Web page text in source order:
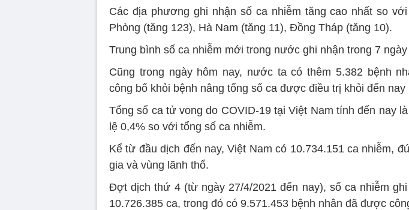
Các địa phương ghi nhận số ca nhiễm tăng cao nhất so
Phòng (tăng 123), Hà Nam (tăng 11), Đồng Tháp (tăng 10).
Trung bình số ca nhiễm mới trong nước ghi nhận trong 7
Cũng trong ngày hôm nay, nước ta có thêm 5.382 bệnh
công bố khỏi bệnh nâng tổng số ca được điều trị khỏi đến nay
Tổng số ca tử vong do COVID-19 tại Việt Nam tính đến nay
lệ 0,4% so với tổng số ca nhiễm.
Kể từ đầu dịch đến nay, Việt Nam có 10.734.151 ca nhiễm,
gia và vùng lãnh thổ.
Đợt dịch thứ 4 (từ ngày 27/4/2021 đến nay), số ca nhiễm
10.726.385 ca, trong đó có 9.571.453 bệnh nhân đã được